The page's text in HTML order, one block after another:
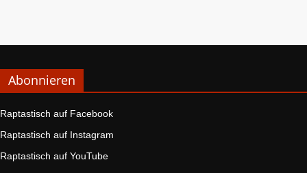
Abonnieren
Raptastisch auf Facebook
Raptastisch auf Instagram
Raptastisch auf YouTube